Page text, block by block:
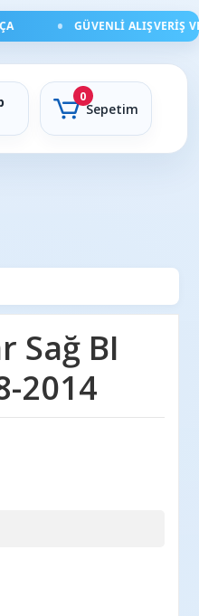
GÜVENLI ALIŞVERIŞ VE
0
Sepetim
Sağ BI
2014